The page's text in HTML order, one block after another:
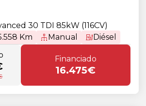
30 TDI 85kW (116CV)
Km Manual
Diésel
Financiado
16.475€